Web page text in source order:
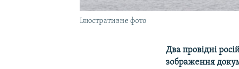
Ілюстративне фото
Два провідні
зображення